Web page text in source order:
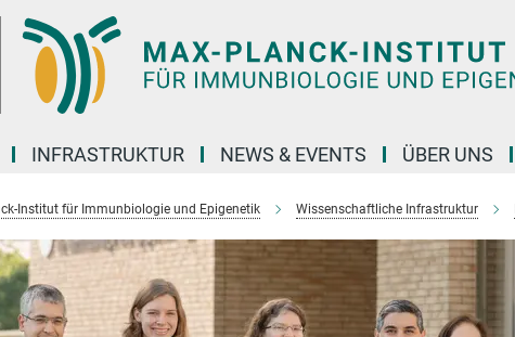
INFRASTRUKTUR NEWS & EVENTS ÜBER UNS
Institut für Immunbiologie und Epigenetik Wissenschaftliche Infrastruktur